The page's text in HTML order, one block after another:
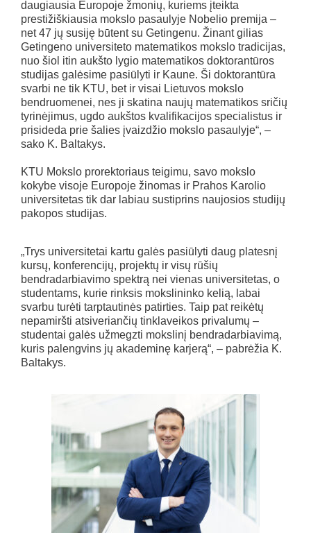
daugiausia Europoje žmonių, kuriems įteikta
prestižiškiausia mokslo pasaulyje Nobelio premija –
net 47 jų susiję būtent su Getingenu. Žinant gilias
Getingeno universiteto matematikos mokslo tradicijas,
nuo šiol itin aukšto lygio matematikos doktorantūros
studijas galėsime pasiūlyti ir Kaune. Ši doktorantūra
svarbi ne tik KTU, bet ir visai Lietuvos mokslo
bendruomenei, nes ji skatina naujų matematikos sričių
tyrinėjimus, ugdo aukštos kvalifikacijos specialistus ir
prisideda prie šalies įvaizdžio mokslo pasaulyje“, –
sako K. Baltakys.
KTU Mokslo prorektoriaus teigimu, savo mokslo
kokybe visoje Europoje žinomas ir Prahos Karolio
universitetas tik dar labiau sustiprins naujosios studijų
pakopos studijas.
„Trys universitetai kartu galės pasiūlyti daug platesnį
kursų, konferencijų, projektų ir visų rūšių
bendradarbiavimo spektrą nei vienas universitetas, o
studentams, kurie rinksis mokslininko kelią, labai
svarbu turėti tarptautinės patirties. Taip pat reikėtų
nepamiršti atsiveriančių tinklaveikos privalumų –
studentai galės užmegzti mokslinį bendradarbiavimą,
kuris palengvins jų akademinę karjerą“, – pabrėžia K.
Baltakys.